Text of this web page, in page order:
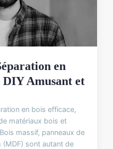
en
Amusant et
en bois efficace,
matériaux bois et
massif, panneaux de
sont autant de